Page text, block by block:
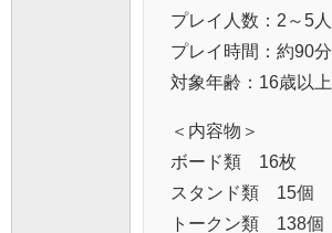
プレイ人数：2～5人
プレイ時間：約90分
対象年齢：16歳以上
＜内容物＞
ボード類 16枚
スタンド類 15個
トークン類 138個